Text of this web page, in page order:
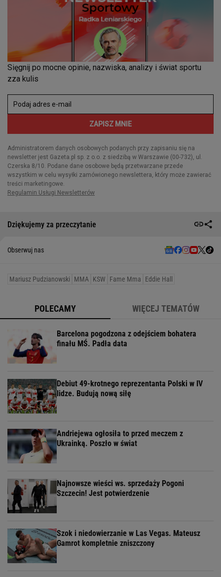
Dziękujemy za przeczytanie
Obserwuj nas
Mariusz Pudzianowski MMA KSW Fame Mma Eddie Hall
POLECAMY WIĘCEJ TEMATÓW
Barcelona pogodzona z odejściem bohatera
finału MŚ. Padła data
Debiut 49-krotnego reprezentanta Polski w IV
lidze. Budują nową siłę
Andriejewa ogłosiła to przed meczem z
Ukrainką. Poszło w świat
Najnowsze wieści ws. sprzedaży Pogoni
Szczecin! Jest potwierdzenie
Szok i niedowierzanie w Las Vegas. Mateusz
Gamrot kompletnie zniszczony